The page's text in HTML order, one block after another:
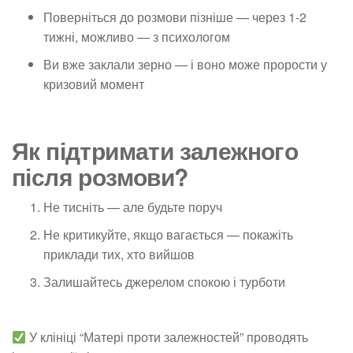
Поверніться до розмови пізніше — через 1-2
тижні, можливо — з психологом
Ви вже заклали зерно — і воно може прорости у
кризовий момент
Як підтримати залежного
після розмови?
Не тисніть — але будьте поруч
Не критикуйте, якщо вагається — покажіть
приклади тих, хто вийшов
Залишайтесь джерелом спокою і турботи
У клініці “Матері проти залежностей” проводять